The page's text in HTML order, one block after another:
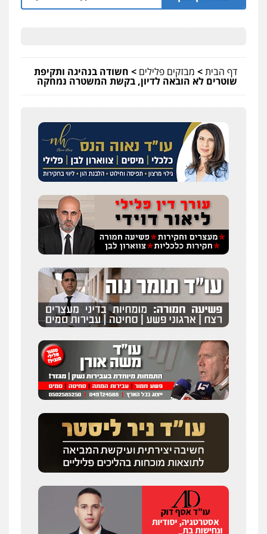
דף הבית> מבזקים פלילים > חשודה בנהיגה ותקיפת
שוטרים לא הובאה לדיון, בקשת המשטרה נמחקה